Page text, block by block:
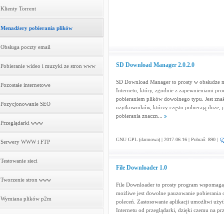
Klienty Torrent
Menadżery pobierania plików
Obsługa poczty email
Pobieranie wideo i muzyki ze stron www
Pozostałe internetowe
Pozycjonowanie SEO
Przeglądarki www
Serwery WWW i FTP
Testowanie sieci
Tworzenie stron www
Wymiana plików p2m
SD Download Manager 2.0.2.0
SD Download Manager to prosty w obsłudze
Internetu, który, zgodnie z zapewnieniami
pobieraniem plików dowolnego typu. Jest
użytkowników, którzy często pobierają duże,
pobierania znaczn...
GNU GPL (darmowa) | 2017.06.16 | Pobrań: 890 |
File Downloader 1.0
File Downloader to prosty program
możliwe jest dowolne pauzowanie pobierania
poleceń. Zastosowanie aplikacji umożliwi
Internetu od przeglądarki, dzięki czemu na